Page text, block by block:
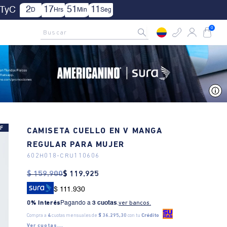
D 17 Hrs 51 Min 9 Seg
Rastrea tu pedido aquí
Buscar 0
CAMISETA CUELLO EN V MANGA
REGULAR PARA MUJER
602H018- CRU110606
$ 159.900$ 119.925
$ 111.930
0% Interés Pagando a3 cuotas.ver bancos.
Compra a 4cuotas mensuales de $ 36.295,30 con tuCrédito